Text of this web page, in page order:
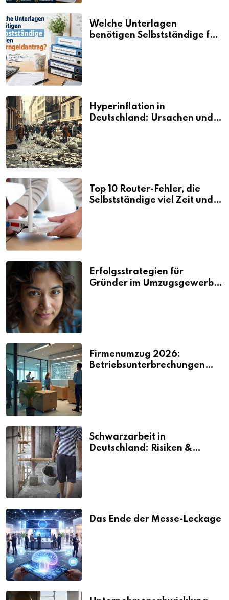
Welche Unterlagen
benötigen Selbstständige für
Hyperinflation in
Deutschland: Ursachen und
Top 10 Router-Fehler, die
Selbstständige viel Zeit und
Erfolgsstrategien für
Gründer im Umzugsgewerbe
Firmenumzug 2026:
Betriebsunterbrechungen
Schwarzarbeit in
Deutschland: Risiken &
Das Ende der Messe-Leckage